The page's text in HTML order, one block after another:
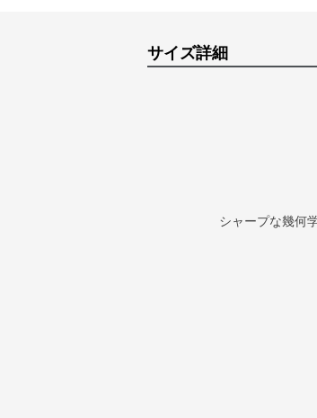
サイズ詳細
シャープな幾何